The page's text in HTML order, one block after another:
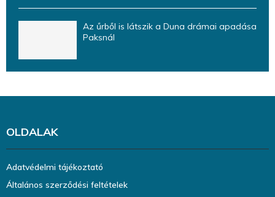
Az űrből is látszik a Duna drámai apadása
Paksnál
OLDALAK
Adatvédelmi tájékoztató
Általános szerződési feltételek